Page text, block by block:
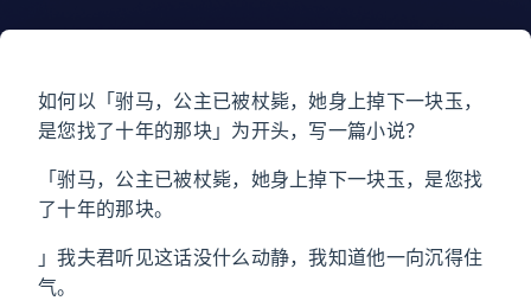
如何以「驸马，公主已被杖毙，她身上掉下一块玉，
是您找了十年的那块」为开头，写一篇小说？
「驸马，公主已被杖毙，她身上掉下一块玉，是您找
了十年的那块。
」我夫君听见这话没什么动静，我知道他一向沉得住
气。